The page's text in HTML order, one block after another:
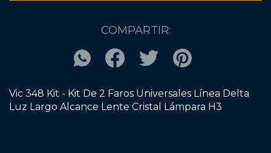
COMPARTIR:
Vic 348 Kit - Kit De 2 Faros Universales Línea Delta
Luz Largo Alcance Lente Cristal Lámpara H3